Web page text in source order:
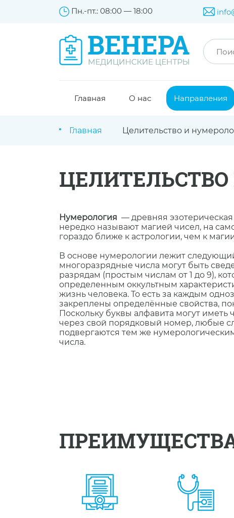
Пн.-пт.: 08:00 — 18:00
Главная О нас Направления
Главная Целительство и
Нумерология — древняя эзотерическая
нередко называют магией чисел, на
гораздо ближе к астрологии, чем к
В основе нумерологии лежит
многоразрядные числа могут быть
разрядам (простым числам от 1 до 9),
определенным оккультным
жизнь человека. То есть за каждым
закреплены определëнные свойства,
Поскольку буквы алфавита могут
через свой порядковый номер, любые
подвергаются тем же
числа.